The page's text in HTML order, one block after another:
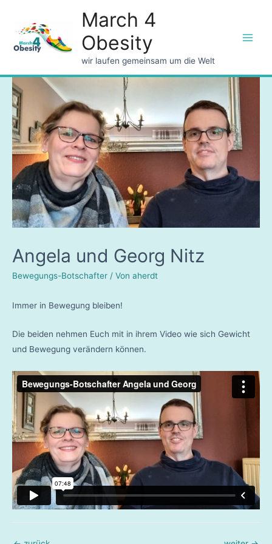
March 4
Obesity
wir laufen gemeinsam um die Welt
Angela und Georg Nitz
Bewegungs-Botschafter / Von aherdt
Immer in Bewegung bleiben!
Die beiden nehmen Euch mit in ihrem Video wie sich Gewicht
und Bewegung verändern können.